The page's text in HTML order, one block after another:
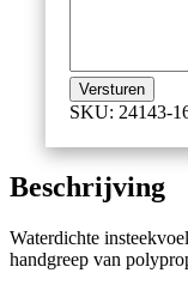
Versturen
SKU: 24143-
Beschrijving
Waterdichte
handgreep van